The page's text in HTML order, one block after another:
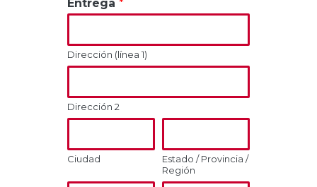
Entrega *
Dirección (línea 1)
Dirección 2
Ciudad
Estado / Provincia /
Región